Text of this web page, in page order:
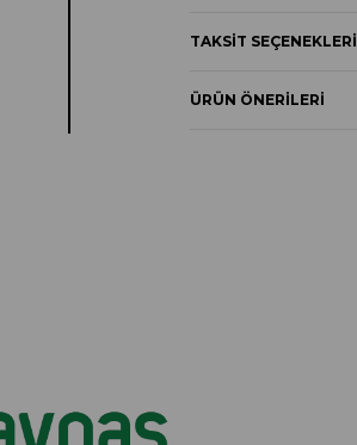
TAKSIT SEÇENEKLERI
ÜRÜN ÖNERILERI